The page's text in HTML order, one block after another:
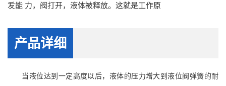
叐能 力，阀打开，液体被释放。这就是工作原
产品详细
当液位达到一定高度以后，液体的压力增大到液位阀弹簧的耐